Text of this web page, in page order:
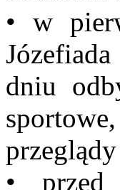
• w
dniu
• przed